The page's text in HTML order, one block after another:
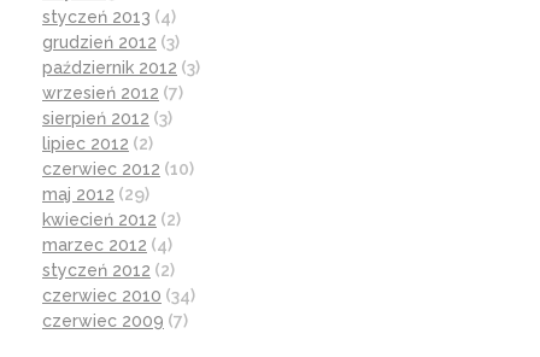
styczeń 2013 (4)
grudzień 2012 (3)
październik 2012 (3)
wrzesień 2012 (7)
sierpień 2012 (3)
lipiec 2012 (2)
czerwiec 2012 (10)
maj 2012 (29)
kwiecień 2012 (2)
marzec 2012 (4)
styczeń 2012 (2)
czerwiec 2010 (34)
czerwiec 2009 (7)